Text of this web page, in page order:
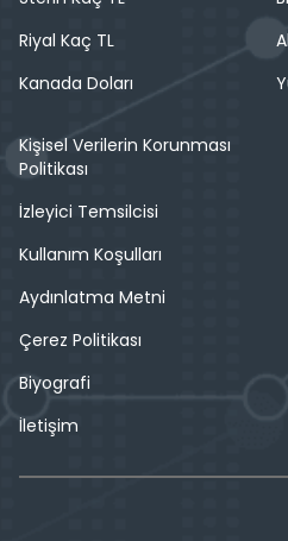
Riyal Kaç TL
Kanada Doları
Kişisel Verilerin Korunması
Politikası
İzleyici Temsilcisi
Kullanım Koşulları
Aydınlatma Metni
Çerez Politikası
Biyografi
İletişim